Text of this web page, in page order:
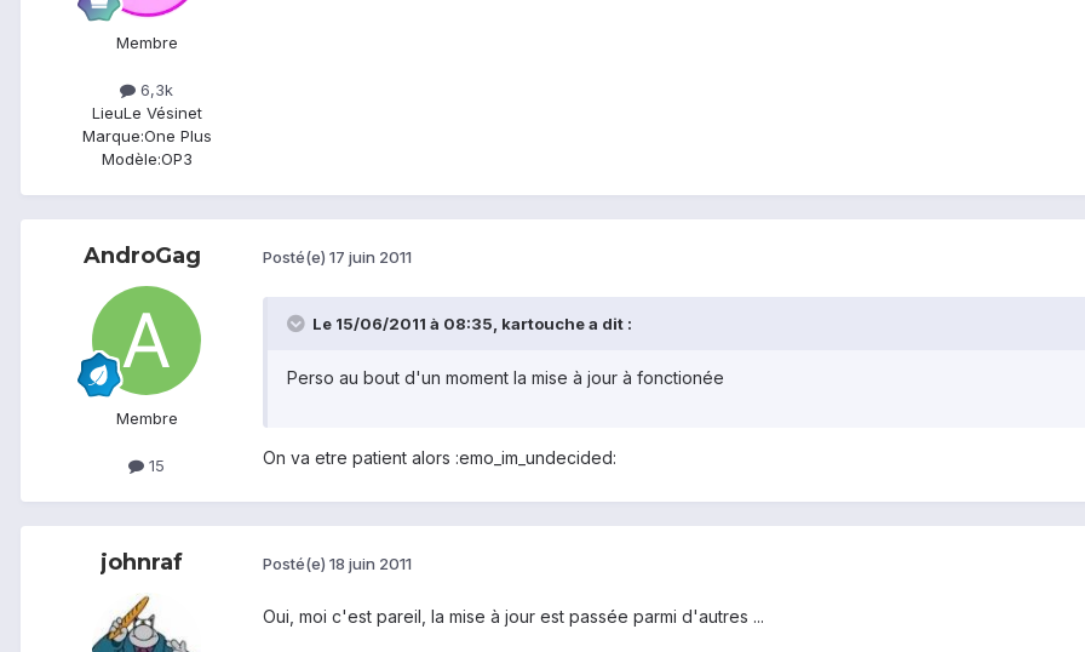
Membre
6,3k
LieuLe Vésinet
Marque:One Plus
Modèle:OP3
AndroGag
Membre
15
Posté(e) 17 juin 2011
Le 15/06/2011 à 08:35, kartouche a dit :
Perso au bout d'un moment la mise à jour à fonctionée
On va etre patient alors :emo_im_undecided:
johnraf Posté(e) 18 juin 2011
Oui, moi c'est pareil, la mise à jour est passée parmi d'autres ...